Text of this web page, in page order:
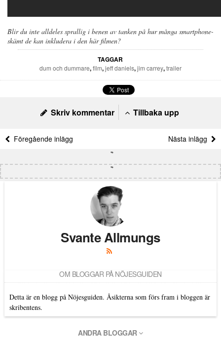
Blir du inte alldeles sprallig i benen av tanken på hur många smartphone-
skämt de kan inkludera i den här filmen?
TAGGAR
dum och dummare,film,jeff daniels,jim carrey,trailer
Skriv kommentar Tillbaka upp
Föregående inlägg Nästa inlägg
Svante Allmungs
OM BLOGGAR PÅ NÖJESGUIDEN
Detta är en blogg på Nöjesguiden. Åsikterna som förs fram i bloggen är
skribentens.
ANDRA BLOGGAR